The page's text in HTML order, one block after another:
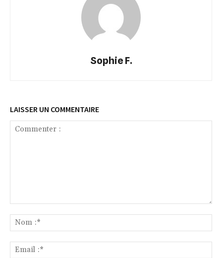
Sophie F.
LAISSER UN COMMENTAIRE